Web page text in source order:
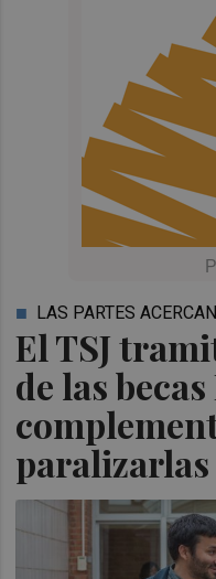
El TSJ
de las
paralizarlas
LAS PARTES